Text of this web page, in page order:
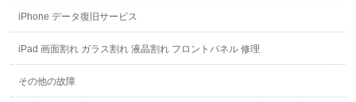
iPhone データ復旧サービス
iPad 画面割れ ガラス割れ 液晶割れ フロントパネル 修理
その他の故障